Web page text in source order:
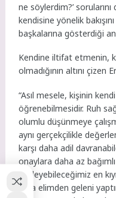
ne söylerdim?’
kendisine yönelik
başkalarına gösterdiği
Kendine iltifat etmenin,
olmadığının altını
“Asıl mesele, kişinin
öğrenebilmesidir. Ruh
olumlu düşünmeye
aynı gerçekçilikle
karşı daha adil
onaylara daha az
söyleyebileceğimiz en
ama elimden geleni